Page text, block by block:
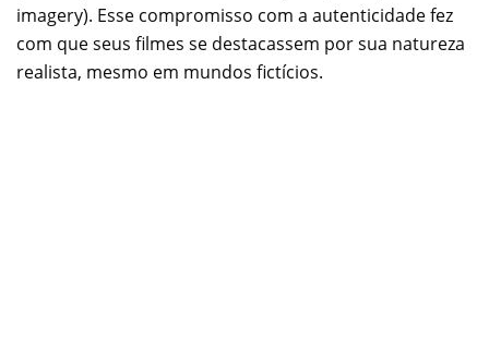
imagery). Esse compromisso com a autenticidade fez
com que seus filmes se destacassem por sua natureza
realista, mesmo em mundos fictícios.